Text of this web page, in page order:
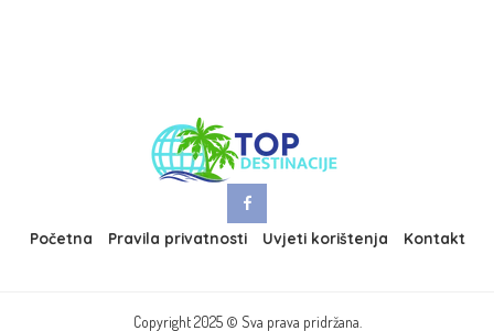
Početna Pravila privatnosti Uvjeti korištenja Kontakt
Copyright 2025 © Sva prava pridržana.